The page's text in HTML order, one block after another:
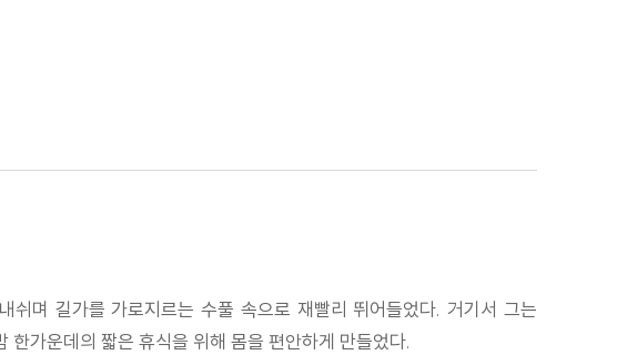
며 길가를 가로지르는 수풀 속으로 재빨리 뛰어들었다. 거기서 그는
가운데의 짧은 휴식을 위해 몸을 편안하게 만들었다.